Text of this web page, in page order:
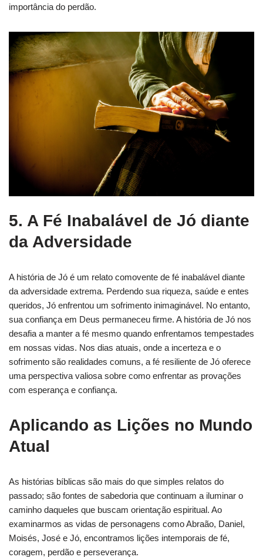
importância do perdão.
5. A Fé Inabalável de Jó diante
da Adversidade
A história de Jó é um relato comovente de fé inabalável diante
da adversidade extrema. Perdendo sua riqueza, saúde e entes
queridos, Jó enfrentou um sofrimento inimaginável. No entanto,
sua confiança em Deus permaneceu firme. A história de Jó nos
desafia a manter a fé mesmo quando enfrentamos tempestades
em nossas vidas. Nos dias atuais, onde a incerteza e o
sofrimento são realidades comuns, a fé resiliente de Jó oferece
uma perspectiva valiosa sobre como enfrentar as provações
com esperança e confiança.
Aplicando as Lições no Mundo
Atual
As histórias bíblicas são mais do que simples relatos do
passado; são fontes de sabedoria que continuam a iluminar o
caminho daqueles que buscam orientação espiritual. Ao
examinarmos as vidas de personagens como Abraão, Daniel,
Moisés, José e Jó, encontramos lições intemporais de fé,
coragem, perdão e perseverança.